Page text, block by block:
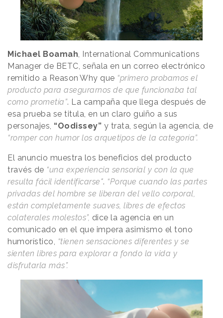
Michael Boamah, International Communications
Manager de BETC, señala en un correo electrónico
remitido a Reason Why que “primero probamos el
producto para asegurarnos de que funcionaba tal
como prometía”. La campaña que llega después de
esa prueba se titula, en un claro guiño a sus
personajes, “Oodissey” y trata, según la agencia, de
“romper con humor los arquetipos de la categoría”.
El anuncio muestra los beneficios del producto
través de “una experiencia sensorial y con la que
resulta fácil identificarse". “Porque cuando las partes
privadas del hombre se liberan del vello corporal,
están completamente suaves, libres de efectos
colaterales molestos”, dice la agencia en un
comunicado en el que impera asimismo el tono
humorístico, “tienen sensaciones diferentes y se
sienten libres para explorar a fondo la vida y
disfrutarla más”.